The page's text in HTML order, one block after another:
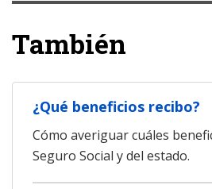
También
¿Qué beneficios recibo?
Cómo averiguar cuáles
Seguro Social y del estado.